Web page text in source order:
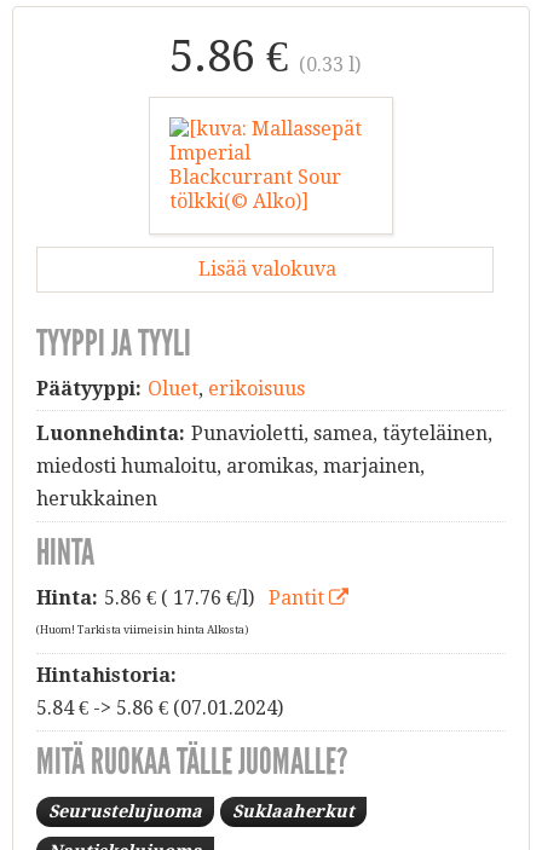
5.86 € (0.33 l)
Lisää valokuva
TYYPPI JA TYYLI
Päätyyppi: Oluet, erikoisuus
Luonnehdinta: Punavioletti, samea, täyteläinen,
miedosti humaloitu, aromikas, marjainen,
herukkainen
HINTA
Hinta: 5.86 € ( 17.76 €/l) Pantit
(Huom! Tarkista viimeisin hinta Alkosta)
Hintahistoria:
5.84 € -> 5.86 € (07.01.2024)
MITÄ RUOKAA TÄLLE JUOMALLE?
Seurustelujuoma Suklaaherkut